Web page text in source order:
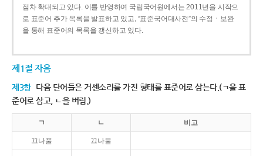
점차 확대되고 있다. 이를 반영하여 국립국어원에서는 2011년을 시작으
로 표준어 추가 목록을 발표하고 있고, “표준국어대사전”의 수정ㆍ보완
을 통해 표준어의 목록을 갱신하고 있다.
제1절 자음
제3항 다음 단어들은 거센소리를 가진 형태를 표준어로 삼는다.(ㄱ을 표
준어로 삼고, ㄴ을 버림.)
ㄱ ㄴ 비고
끄나풀 끄나불